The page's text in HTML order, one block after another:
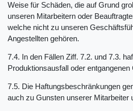
Weise für Schäden, die auf Grund
unseren Mitarbeitern oder
welche nicht zu unseren
Angestellten gehören.
7.4. In den Fällen Ziff. 7.2. und 7.3.
Produktionsausfall oder entgangenen
7.5. Die Haftungsbeschränkungen
auch zu Gunsten unserer Mitarbeiter